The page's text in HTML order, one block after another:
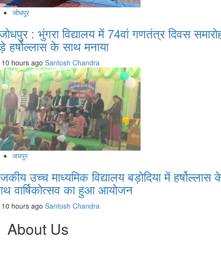
जोधपुर
: भुंगरा विद्यालय में 74वां गणतंत्र दिवस
हर्षोल्लास के साथ मनाया
10 hours ago Santosh Chandra
जयपुर
उच्च माध्यमिक विद्यालय बड़ोदिया में हर्षोल्लास
वार्षिकोत्सव का हुआ आयोजन
10 hours ago Santosh Chandra
About Us